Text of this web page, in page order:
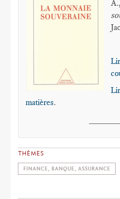
matières.
THÈMES
FINANCE, BANQUE, ASSURANCE